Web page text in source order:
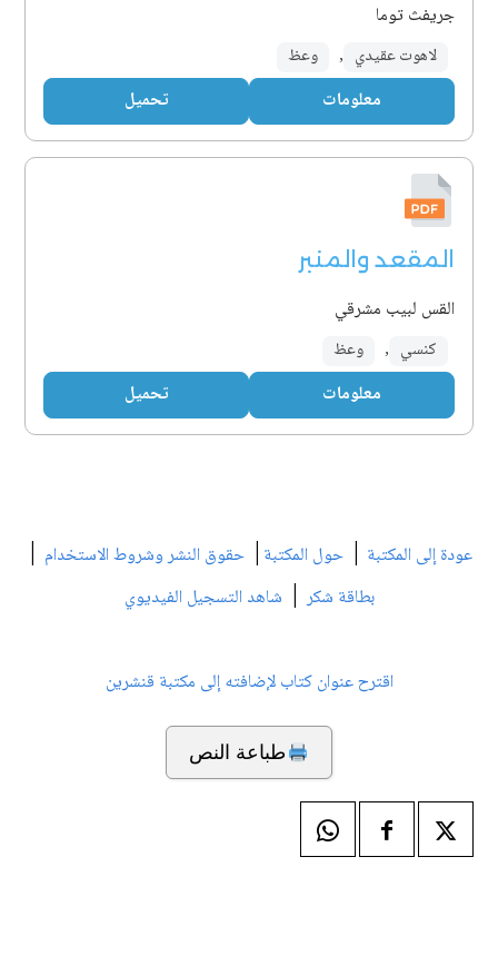
جريفث توما
لاهوت عقيدي , وعظ
معلومات تحميل
المقعد والمنبر
القس لبيب مشرقي
كنسي , وعظ
معلومات تحميل
عودة إلى المكتبة | حول المكتبة | حقوق النشر وشروط الاستخدام |
بطاقة شكر| شاهد التسجيل الفيديوي
اقترح عنوان كتاب لإضافته إلى مكتبة قنشرين
طباعة النص